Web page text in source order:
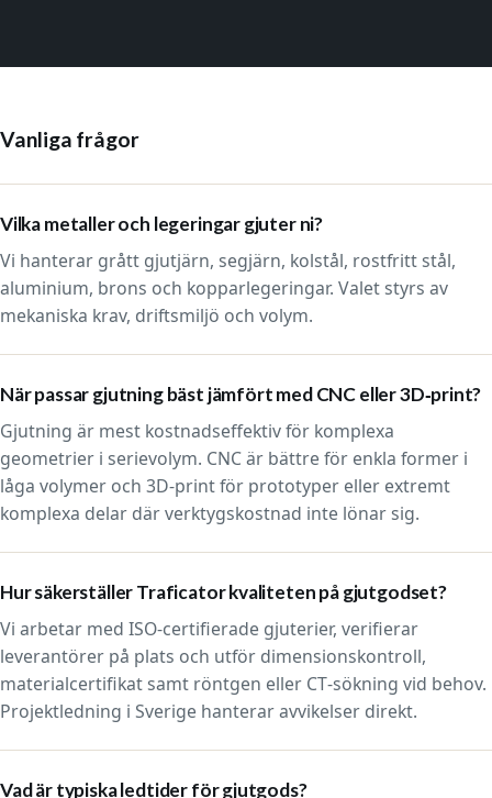
Vanliga frågor
Vilka metaller och legeringar gjuter ni?
Vi hanterar grått gjutjärn, segjärn, kolstål, rostfritt stål,
aluminium, brons och kopparlegeringar. Valet styrs av
mekaniska krav, driftsmiljö och volym.
När passar gjutning bäst jämfört med CNC eller 3D‑print?
Gjutning är mest kostnadseffektiv för komplexa
geometrier i serievolym. CNC är bättre för enkla former i
låga volymer och 3D‑print för prototyper eller extremt
komplexa delar där verktygskostnad inte lönar sig.
Hur säkerställer Traficator kvaliteten på gjutgodset?
Vi arbetar med ISO‑certifierade gjuterier, verifierar
leverantörer på plats och utför dimensionskontroll,
materialcertifikat samt röntgen eller CT‑sökning vid behov.
Projektledning i Sverige hanterar avvikelser direkt.
Vad är typiska ledtider för gjutgods?